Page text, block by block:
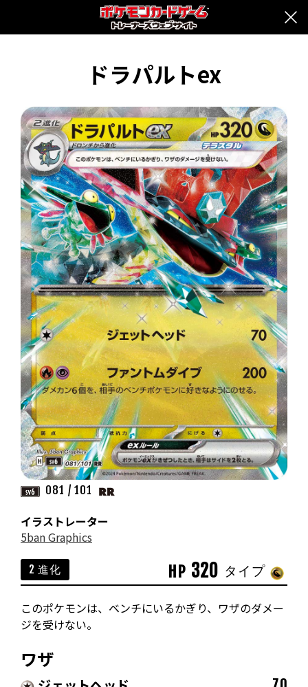
ドラパルトex
081 / 101
イラストレーター
5ban Graphics
2 進化 HP 320 タイプ
このポケモンは、ベンチにいるかぎり、ワザのダメー
ジを受けない。
ワザ